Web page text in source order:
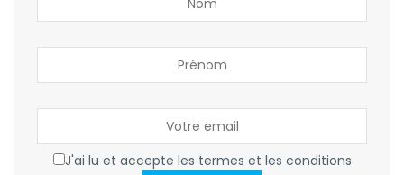
J'ai lu et accepte les termes et les conditions